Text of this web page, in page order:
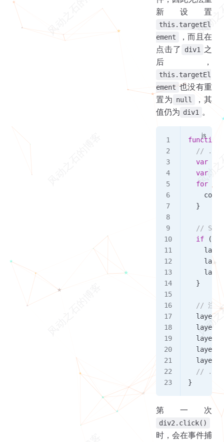
新设置
this.targetEl
ement
，而且在
点击了
div1 之
后，
this.targetEl
ement 也没有重
置为 null
，其
值仍为 div1 。
function
  // ...
  var
  var
  for
  }
// Set
  if
(
    layer
    layer
    layer
  }
// 注意
  layer
  layer
  layer
  layer
  layer
  // ...
}
第一次
div2.click()
时，会在事件捕